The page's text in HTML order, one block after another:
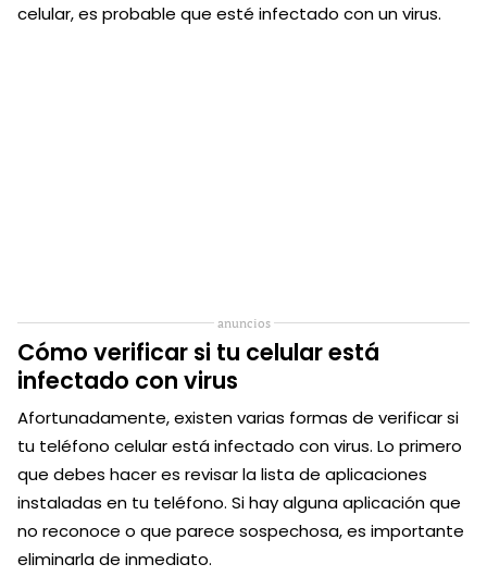
celular, es probable que esté infectado con un virus.
anuncios
Cómo verificar si tu celular está
infectado con virus
Afortunadamente, existen varias formas de verificar si
tu teléfono celular está infectado con virus. Lo primero
que debes hacer es revisar la lista de aplicaciones
instaladas en tu teléfono. Si hay alguna aplicación que
no reconoce o que parece sospechosa, es importante
eliminarla de inmediato.